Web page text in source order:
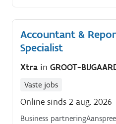
Accountant &
Specialist
Xtra in GROOT-
Vaste jobs
Online sinds 2 aug. 2026
Business